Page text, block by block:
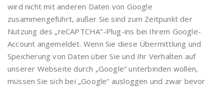
wird nicht mit anderen Daten von Google
zusammengeführt, außer Sie sind zum Zeitpunkt der
Nutzung des „reCAPTCHA“-Plug-ins bei Ihrem Google-
Account angemeldet. Wenn Sie diese Übermittlung und
Speicherung von Daten über Sie und Ihr Verhalten auf
unserer Webseite durch „Google“ unterbinden wollen,
müssen Sie sich bei „Google“ ausloggen und zwar bevor